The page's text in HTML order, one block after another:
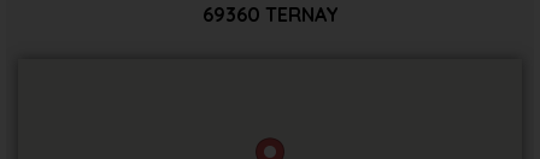
69360 TERNAY